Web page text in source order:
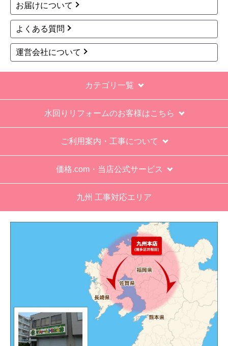
お届けについて
よくある質問
運営会社について
カテゴリ一覧
水回りリフォームのお客様はこちら
ご利用案内・工事について
価格.com・当店公式サービス
九州 工事対応エリア